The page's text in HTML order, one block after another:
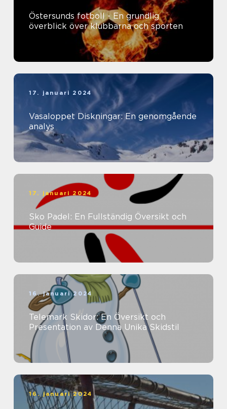
Östersunds fotboll - En grundlig
överblick över klubbarna och sporten
17. januari 2024
Vasaloppet Diskningar: En genomgående
analys
17. januari 2024
Sko Padel: En Fullständig Översikt och
Guide
16. januari 2024
Telemark Skidor: En Översikt och
Presentation av Denna Unika Skidstil
16. januari 2024